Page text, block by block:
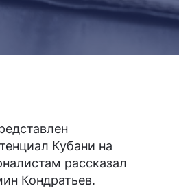
Кубани на
рассказал
Кондратьев.